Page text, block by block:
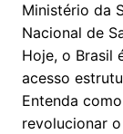
Ministério da
Nacional de
Hoje, o Brasil
acesso
Entenda
revolucionar